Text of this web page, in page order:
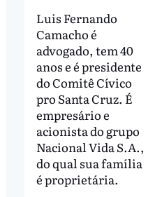
Luis Fernando
Camacho é
advogado, tem 40
anos e é presidente
do Comitê Cívico
pro Santa Cruz. É
empresário e
acionista do grupo
Nacional Vida S.A.,
do qual sua família
é proprietária.